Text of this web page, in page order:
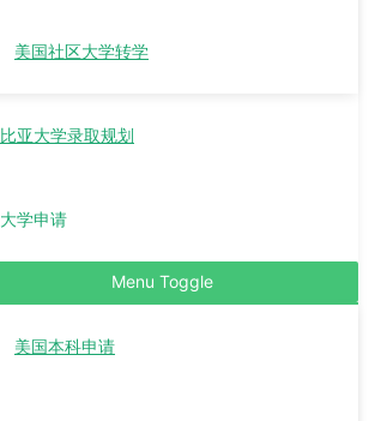
美国社区大学转学
亚大学录取规划
学申请
Menu Toggle
美国本科申请